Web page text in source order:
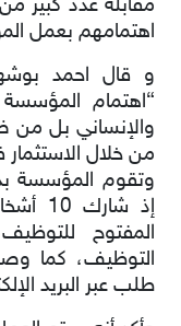
مقابلة عدد كبير
اهتمامهم بعمل
و قال احمد
“اهتمام
والإنساني بل من
من خلال
وتقوم المؤسسة
إذ
طلب عبر البريد